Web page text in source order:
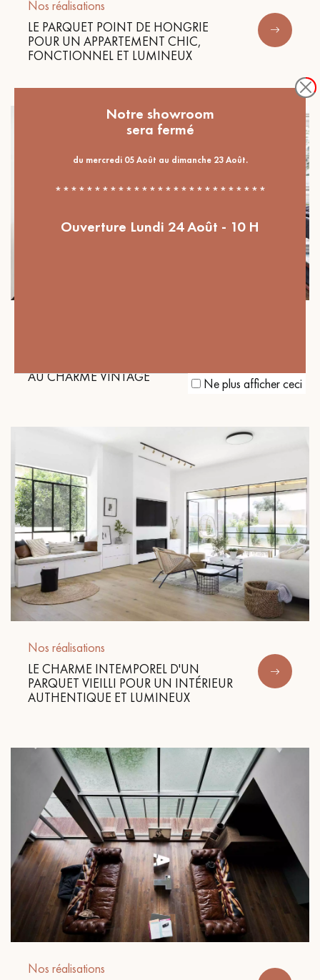
Nos réalisations
LE PARQUET POINT DE HONGRIE
POUR UN APPARTEMENT CHIC,
FONCTIONNEL ET LUMINEUX
AU CHARME VINTAGE
Nos réalisations
LE CHARME INTEMPOREL D'UN
PARQUET VIEILLI POUR UN INTÉRIEUR
AUTHENTIQUE ET LUMINEUX
Nos réalisations
Notre showroom
sera fermé
du mercredi 05 Août au dimanche 23 Août.
***************************
Ouverture Lundi 24 Août - 10 H
Ne plus afficher ceci